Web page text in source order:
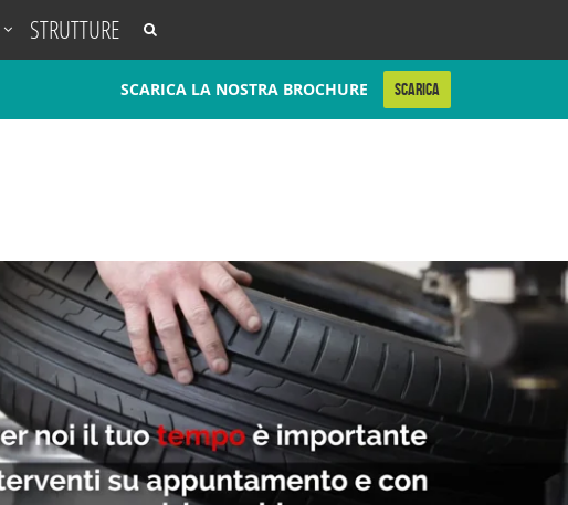
STRUTTURE
SCARICA LA NOSTRA BROCHURE SCARICA